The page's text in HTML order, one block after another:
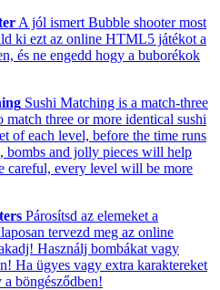
A jól ismert Bubble shooter most
ki ezt az online HTML5 játékot a
és ne engedd hogy a buborékok
Sushi Matching is a match-three
match three or more identical sushi
of each level, before the time runs
bombs and jolly pieces will help
careful, every level will be more
Párosítsd az elemeket a
tervezd meg az online
Használj bombákat vagy
Ha ügyes vagy extra karaktereket
böngésződben!